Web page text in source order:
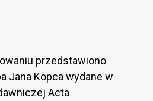
przedstawiono
Jana Kopca wydane w
Acta